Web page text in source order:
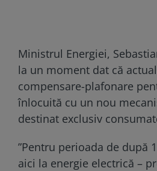
Ministrul Energiei,
la un moment dat că
compensare-plafonare
înlocuită cu un nou
destinat exclusiv
”Pentru perioada de după
aici la energie electrică –